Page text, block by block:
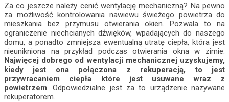
Za co jeszcze należy cenić wentylację mechaniczną? Na pewno
za możliwość kontrolowania nawiewu świeżego powietrza do
mieszkania bez przymusu otwierania okien. Pozwala to na
ograniczenie niechcianych dźwięków, wpadających do naszego
domu, a ponadto zmniejsza ewentualną utratę ciepła, która jest
nieunikniona na przykład podczas otwierania okna w zimie.
Najwięcej dobrego od wentylacji mechanicznej uzyskujemy,
kiedy jest ona połączona z rekuperacją, to jest
przywracaniem ciepła które jest usuwane wraz z
powietrzem . Odpowiedzialne jest za to urządzenie nazywane
rekuperatorem.